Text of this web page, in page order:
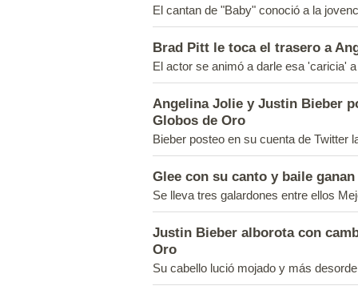
El cantan de "Baby" conoció a la
Brad Pitt le toca el trasero a
El actor se animó a darle esa 'caricia'
Angelina Jolie y Justin Bieber
Globos de Oro
Bieber posteo en su cuenta de Twitter
Glee con su canto y baile
Se lleva tres galardones entre ellos
Justin Bieber alborota con
Oro
Su cabello lució mojado y más